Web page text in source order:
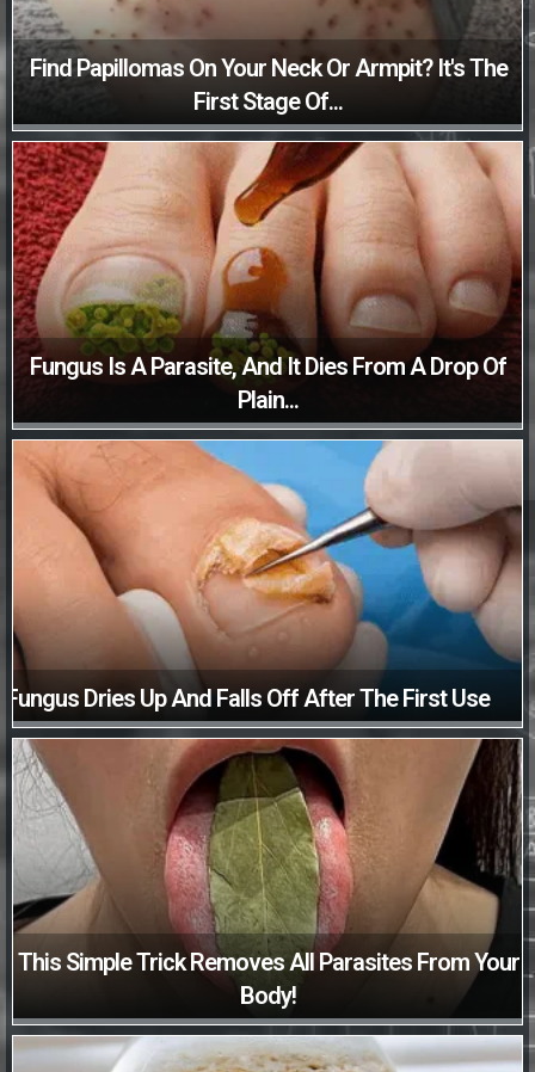
Find Papillomas On Your Neck Or Armpit? It's The
First Stage Of...
Fungus Is A Parasite, And It Dies From A Drop Of
Plain...
Fungus Dries Up And Falls Off After The First Use
This Simple Trick Removes All Parasites From Your
Body!